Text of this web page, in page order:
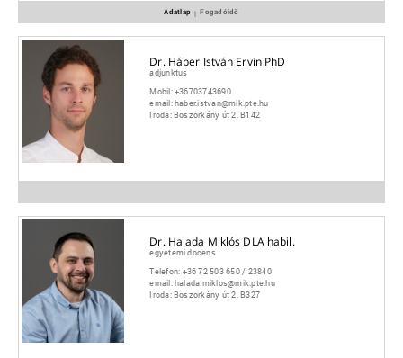
Adatlap | Fogadóidő
Dr. Háber István Ervin PhD
adjunktus
Mobil:+36703743690
email:haber.istvan@mik.pte.hu
Iroda:Boszorkány út 2. B142
Dr. Halada Miklós DLA habil.
egyetemi docens
Telefon: +36 72 503 650 / 23840
email:halada.miklos@mik.pte.hu
Iroda:Boszorkány út 2. B327